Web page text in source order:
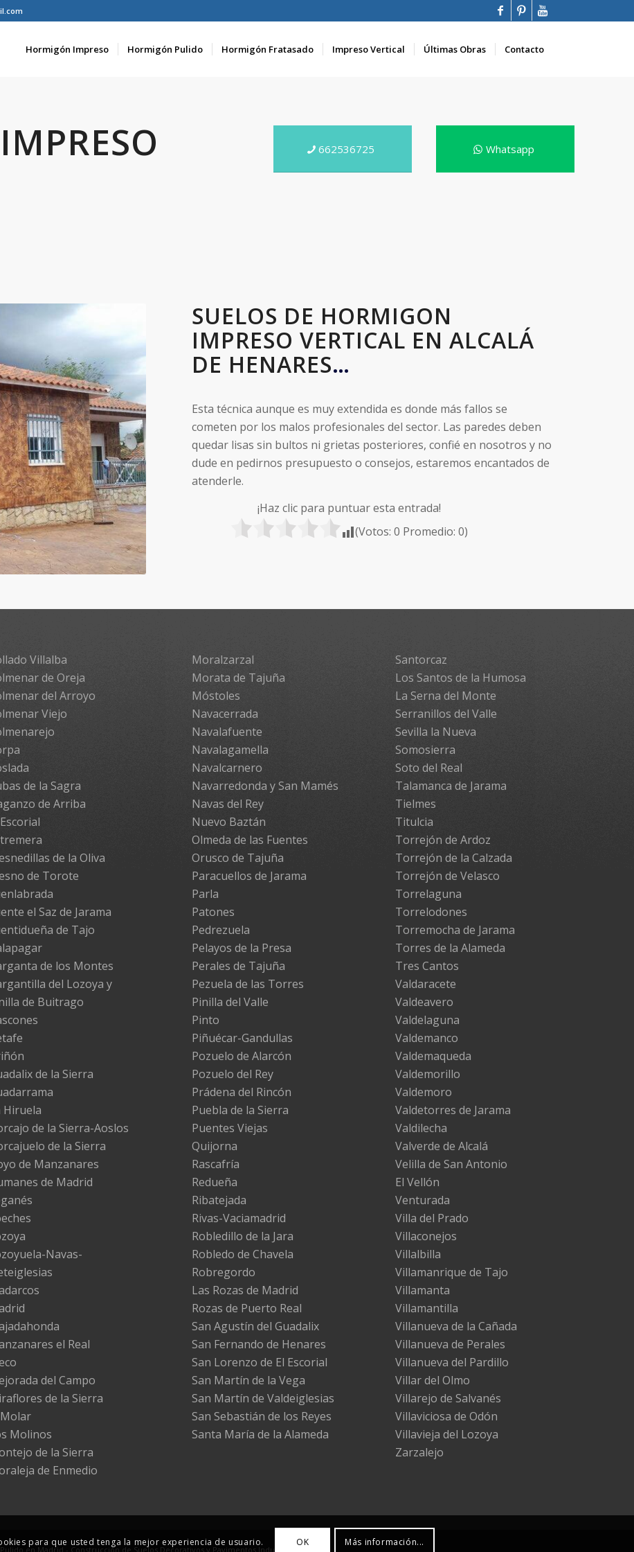
Hormigón Impreso Hormigón Pulido Hormigón Fratasado Impreso Vertical Últimas Obras Contacto
662536725 Whatsapp
SUELOS DE HORMIGON
IMPRESO VERTICAL EN ALCALÁ
DE HENARES…
Esta técnica aunque es muy extendida es donde más fallos se
cometen por los malos profesionales del sector. Las paredes deben
quedar lisas sin bultos ni grietas posteriores, confié en nosotros y no
dude en pedirnos presupuesto o consejos, estaremos encantados de
atenderle.
¡Haz clic para puntuar esta entrada!
(Votos:0 Promedio:0)
Villalba
de Oreja
del Arroyo
Viejo
de la Sagra
de Arriba
de la Oliva
de Torote
el Saz de Jarama
de Tajo
de los Montes
del Lozoya y
de Buitrago
de la Sierra
Hiruela
de la Sierra-Aoslos
de la Sierra
de Manzanares
de Madrid
Navas-
el Real
del Campo
de la Sierra
Molinos
de la Sierra
de Enmedio
Moralzarzal
Morata de Tajuña
Móstoles
Navacerrada
Navalafuente
Navalagamella
Navalcarnero
Navarredonda y San Mamés
Navas del Rey
Nuevo Baztán
Olmeda de las Fuentes
Orusco de Tajuña
Paracuellos de Jarama
Parla
Patones
Pedrezuela
Pelayos de la Presa
Perales de Tajuña
Pezuela de las Torres
Pinilla del Valle
Pinto
Piñuécar-Gandullas
Pozuelo de Alarcón
Pozuelo del Rey
Prádena del Rincón
Puebla de la Sierra
Puentes Viejas
Quijorna
Rascafría
Redueña
Ribatejada
Rivas-Vaciamadrid
Robledillo de la Jara
Robledo de Chavela
Robregordo
Las Rozas de Madrid
Rozas de Puerto Real
San Agustín del Guadalix
San Fernando de Henares
San Lorenzo de El Escorial
San Martín de la Vega
San Martín de Valdeiglesias
San Sebastián de los Reyes
Santa María de la Alameda
Santorcaz
Los Santos de la Humosa
La Serna del Monte
Serranillos del Valle
Sevilla la Nueva
Somosierra
Soto del Real
Talamanca de Jarama
Tielmes
Titulcia
Torrejón de Ardoz
Torrejón de la Calzada
Torrejón de Velasco
Torrelaguna
Torrelodones
Torremocha de Jarama
Torres de la Alameda
Tres Cantos
Valdaracete
Valdeavero
Valdelaguna
Valdemanco
Valdemaqueda
Valdemorillo
Valdemoro
Valdetorres de Jarama
Valdilecha
Valverde de Alcalá
Velilla de San Antonio
El Vellón
Venturada
Villa del Prado
Villaconejos
Villalbilla
Villamanrique de Tajo
Villamanta
Villamantilla
Villanueva de la Cañada
Villanueva de Perales
Villanueva del Pardillo
Villar del Olmo
Villarejo de Salvanés
Villaviciosa de Odón
Villavieja del Lozoya
Zarzalejo
en Madrid - Construcción de Suelos Decorativos y Pavimentos Industriales
para que usted tenga la mejor experiencia de usuario. OK Más información...